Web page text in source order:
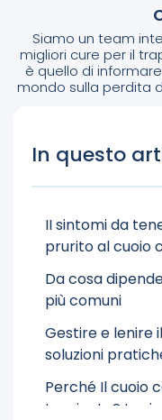
Siamo un team
migliori cure per il
è quello di
mondo sulla perdita
In questo
II sintomi da
prurito al cuoio
Da cosa
più comuni
Gestire e lenire
soluzioni
Perché Il cuoio
trapianto? La